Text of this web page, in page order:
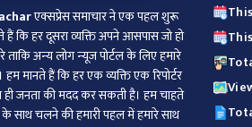
एक्सप्रेस समाचार ने एक पहल शुरू
हैं कि हर दूसरा व्‍यक्ति अपने आसपास जो हो
ताकि अन्‍य लोग न्‍यूज पोर्टल के लिए हमारे
मानते हैं कि हर एक व्यक्ति एक रिपोर्टर
जनता की मदद कर सकती है। हम चाहते
साथ चलने की हमारी पहल में हमारे साथ